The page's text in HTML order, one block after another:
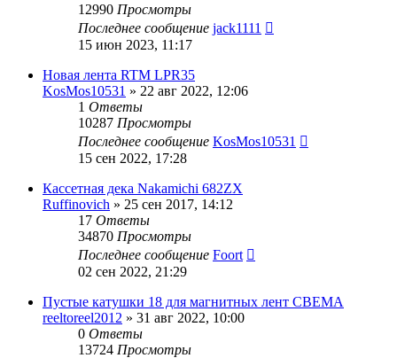
12990 Просмотры
Последнее сообщение jack1111
15 июн 2023, 11:17
Новая лента RTM LPR35
KosMos10531 » 22 авг 2022, 12:06
1 Ответы
10287 Просмотры
Последнее сообщение KosMos10531
15 сен 2022, 17:28
Кассетная дека Nakamichi 682ZX
Ruffinovich » 25 сен 2017, 14:12
17 Ответы
34870 Просмотры
Последнее сообщение Foort
02 сен 2022, 21:29
Пустые катушки 18 для магнитных лент СВЕМА
reeltoreel2012 » 31 авг 2022, 10:00
0 Ответы
13724 Просмотры